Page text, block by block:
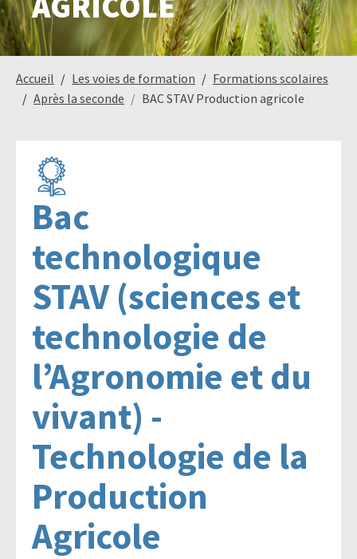
jardins
Commerce
Trouver
Accueil Les voies de formation
Formations scolaires
Après la seconde
BAC STAV Production agricole
Bac
technologique
STAV (sciences et
technologie de
l’Agronomie et du
vivant) -
Technologie de la
Production
Agricole